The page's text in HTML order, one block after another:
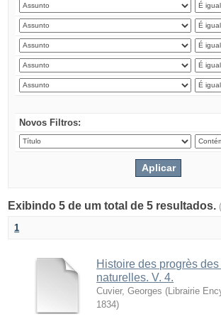
Novos Filtros:
Exibindo 5 de um total de 5 resultados.
1
Histoire des progrès
naturelles. V. 4.
Cuvier, Georges ( Librairie
1834)